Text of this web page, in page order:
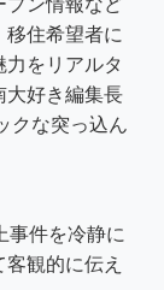
プン情報など
移住希望者に
力をリアルタ
大好き編集長
クな突っ込ん
事件を冷静に
観的に伝え